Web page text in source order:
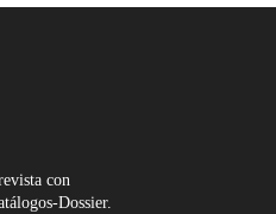
con
Dossier.